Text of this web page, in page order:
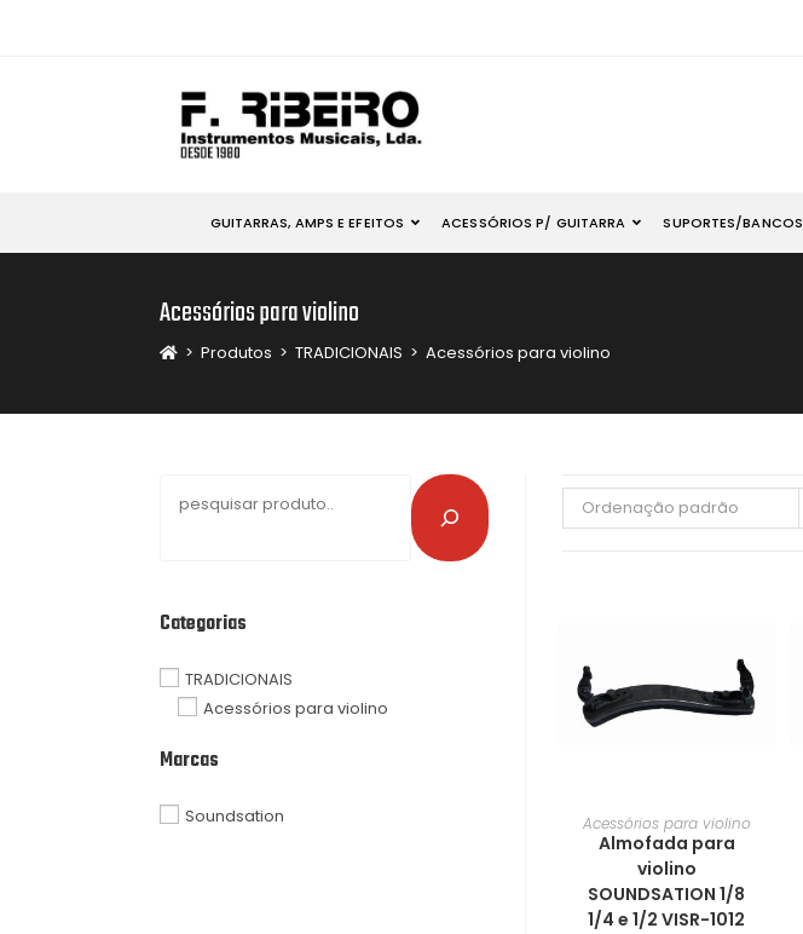
GUITARRAS, AMPS E EFEITOS ACESSÓRIOS P/ GUITARRA SUPORTES/BANCOS
Acessórios para violino
> Produtos > TRADICIONAIS > Acessórios para violino
Ordenação padrão
Acessórios para violino
Almofada para
violino
SOUNDSATION 1/8
1/4 e 1/2 VISR-1012
Categorias
TRADICIONAIS
Acessórios para violino
Marcas
Soundsation